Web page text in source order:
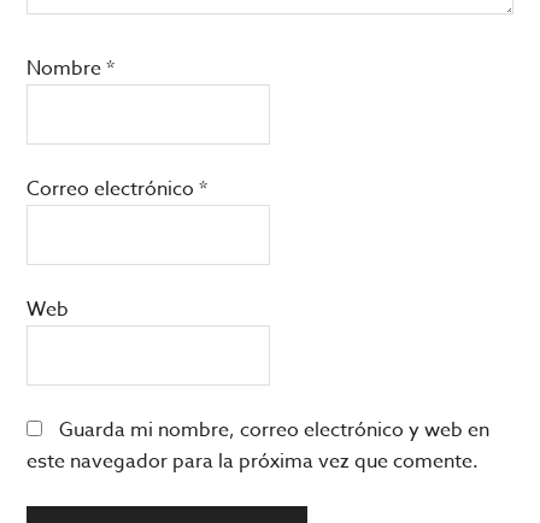
Nombre*
Correo electrónico*
Web
Guarda mi nombre, correo electrónico y web en
este navegador para la próxima vez que comente.